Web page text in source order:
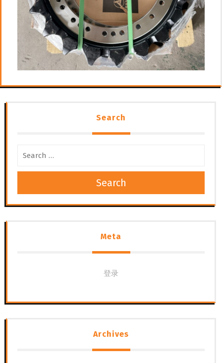
Search
Search
Meta
登录
Archives